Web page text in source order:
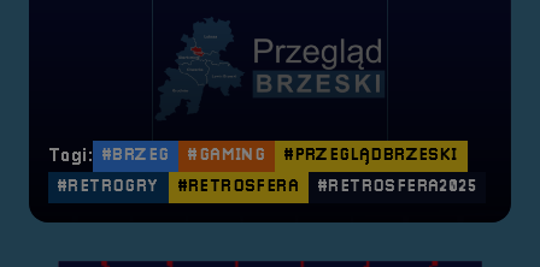
Tagi: #BRZEG #GAMING
#PRZEGLĄDBRZESKI
#RETROGRY
#RETROSFERA #RETROSFERA2025